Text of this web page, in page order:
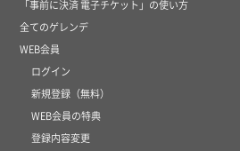
「事前に決済 電子チケット」の使い方
全てのゲレンデ
WEB会員
ログイン
新規登録（無料）
WEB会員の特典
登録内容変更